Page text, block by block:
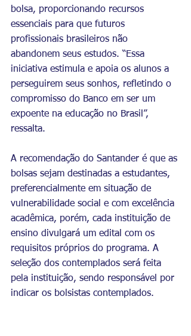
bolsa, proporcionando recursos
essenciais para que futuros
profissionais brasileiros não
abandonem seus estudos. “Essa
iniciativa estimula e apoia os alunos a
perseguirem seus sonhos, refletindo o
compromisso do Banco em ser um
expoente na educação no Brasil”,
ressalta.
A recomendação do Santander é que as
bolsas sejam destinadas a estudantes,
preferencialmente em situação de
vulnerabilidade social e com excelência
acadêmica, porém, cada instituição de
ensino divulgará um edital com os
requisitos próprios do programa. A
seleção dos contemplados será feita
pela instituição, sendo responsável por
indicar os bolsistas contemplados.